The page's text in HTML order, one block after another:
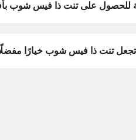
للحصول على تنت ذا فيس شوب
تنت ذا فيس شوب خيارًا مفضلًا